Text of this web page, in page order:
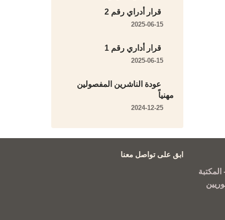
قرار أدراي رقم 2
قرار أداري رقم 1
عودة الناشرين المفصولين
مهنياً
ابق على تواصل معنا